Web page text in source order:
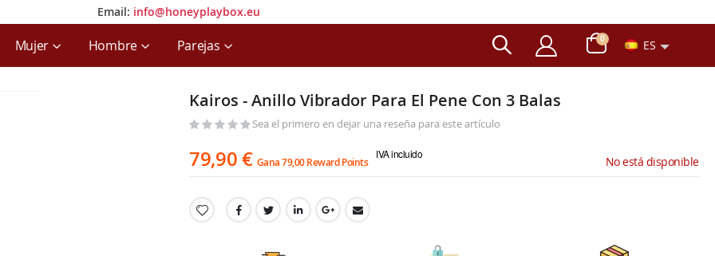
Email: info@honeyplaybox.eu
Mujer Hombre Parejas Carro
0artículos ES
Kairos - Anillo Vibrador Para El Pene Con 3 Balas
Sea el primero en dejar una reseña para este artículo
79,90 € Gana 79,00 Reward Points
IVA incluido
No está disponible